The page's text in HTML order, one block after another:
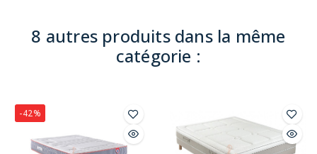
emballé dans un carton
petit volume pour un
transport facile. La
épicéa hauteur 12 cm,
hauteur avec pieds
inclus de 20 cm.
8 autres produits dans la même
catégorie :
-42%